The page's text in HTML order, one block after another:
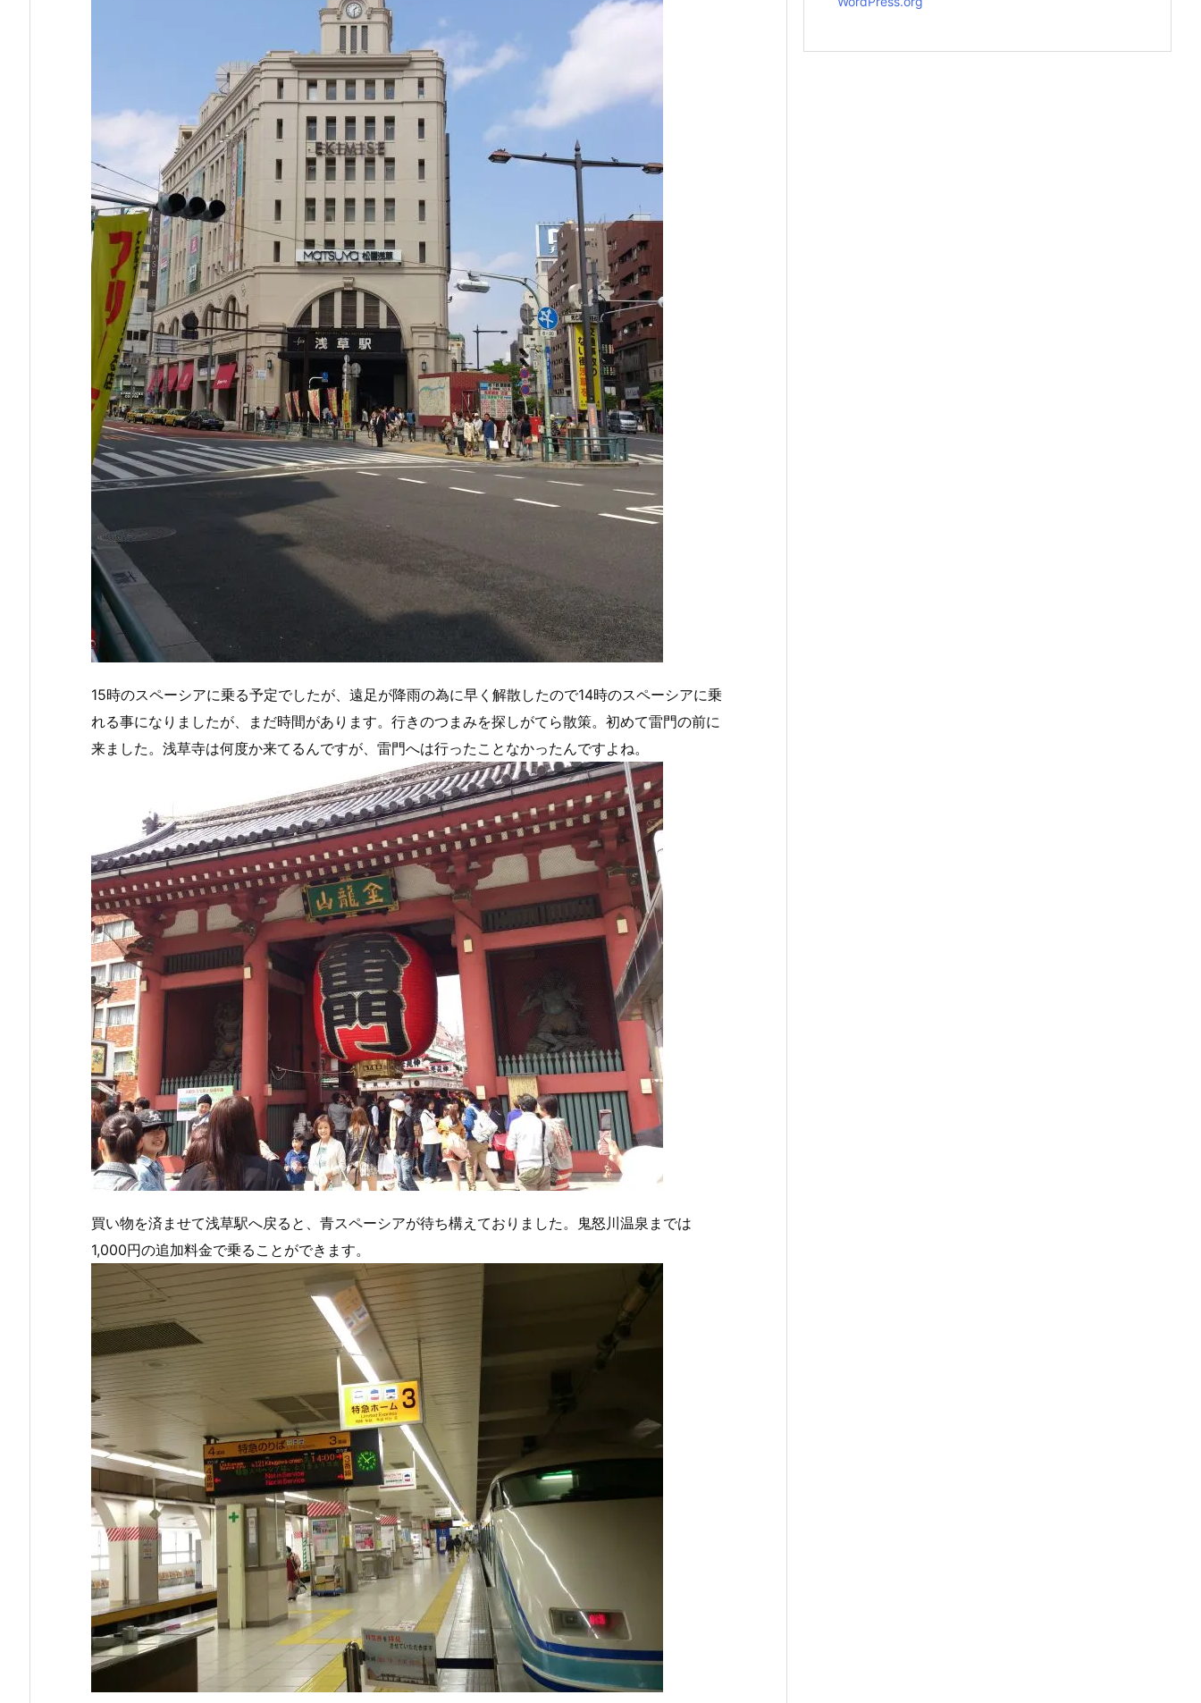
15時のスペーシアに乗る予定でしたが、遠足が降雨の為に早く解散したので14時のスペーシアに乗
れる事になりましたが、まだ時間があります。行きのつまみを探しがてら散策。初めて雷門の前に
来ました。浅草寺は何度か来てるんですが、雷門へは行ったことなかったんですよね。
買い物を済ませて浅草駅へ戻ると、青スペーシアが待ち構えておりました。鬼怒川温泉までは
1,000円の追加料金で乗ることができます。